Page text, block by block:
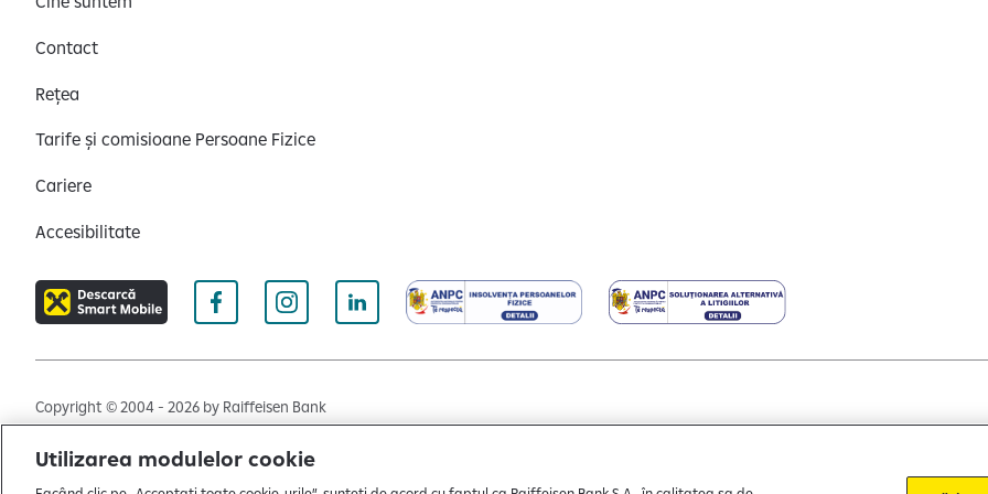
Contact
Rețea
Tarife și comisioane Persoane Fizice
Cariere
Accesibilitate
Copyright © 2004 - 2026 by Raiffeisen Bank
Termeni și condiții Politică de utilizare cookies
Utilizarea modulelor cookie